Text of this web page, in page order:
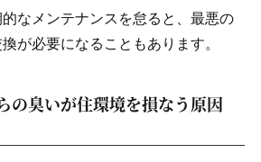
なメンテナンスを怠ると、最悪の
が必要になることもあります。
の臭いが住環境を損なう原因